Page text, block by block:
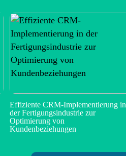
Effiziente CRM-Implementierung in
der Fertigungsindustrie zur
Optimierung von
Kundenbeziehungen